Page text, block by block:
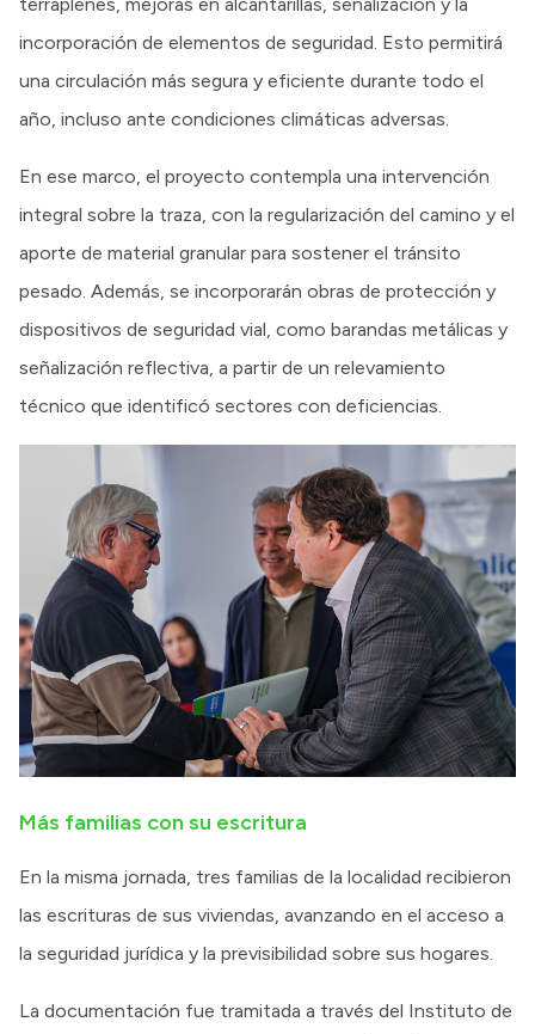
incorporación de elementos de seguridad. Esto permitirá
una circulación más segura y eficiente durante todo el
año, incluso ante condiciones climáticas adversas.
En ese marco, el proyecto contempla una intervención
integral sobre la traza, con la regularización del camino y el
aporte de material granular para sostener el tránsito
pesado. Además, se incorporarán obras de protección y
dispositivos de seguridad vial, como barandas metálicas y
señalización reflectiva, a partir de un relevamiento
técnico que identificó sectores con deficiencias.
Más familias con su escritura
En la misma jornada, tres familias de la localidad recibieron
las escrituras de sus viviendas, avanzando en el acceso a
la seguridad jurídica y la previsibilidad sobre sus hogares.
La documentación fue tramitada a través del Instituto de